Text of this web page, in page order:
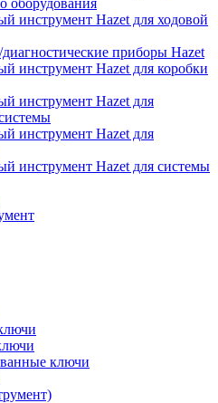
оборудования
инструмент Hazet для ходовой
приборы Hazet
инструмент Hazet для коробки
инструмент Hazet для
инструмент Hazet для
инструмент Hazet для системы
ключи